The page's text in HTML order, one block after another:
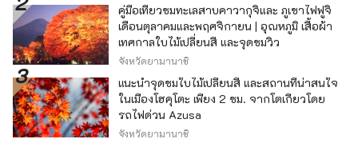
คู่มือเที่ยวชมทะเลสาบคาวากุจิและ ภูเขาไฟฟูจิ
เดือนตุลาคมและพฤศจิกายน | อุณหภูมิ เสื้อผ้า
เทศกาลใบไม้เปลี่ยนสี และจุดชมวิว
จังหวัดยามานาชิ
แนะนำจุดชมใบไม้เปลี่ยนสี และสถานที่น่าสนใจ
ในเมืองโฮคุโตะ เพียง 2 ชม. จากโตเกียวโดย
รถไฟด่วน Azusa
จังหวัดยามานาชิ